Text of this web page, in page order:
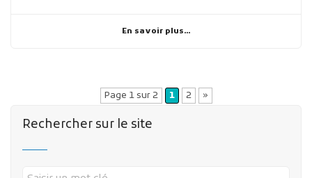
En savoir plus...
Page 1 sur 2 1 2 »
Rechercher sur le site